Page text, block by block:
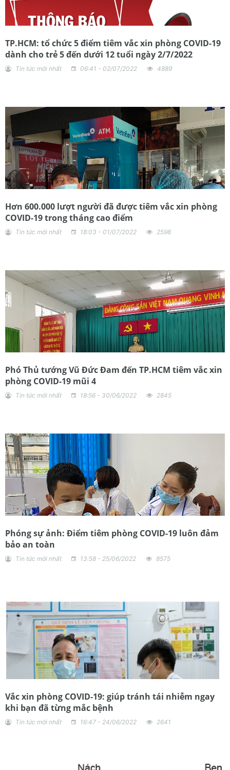
TP.HCM: tổ chức 5 điểm tiêm vắc xin phòng COVID-19
dành cho trẻ 5 đến dưới 12 tuổi ngày 2/7/2022
Tin tức mới nhất 06:41 - 02/07/2022 4889
Hơn 600.000 lượt người đã được tiêm vắc xin phòng
COVID-19 trong tháng cao điểm
Tin tức mới nhất 18:03 - 01/07/2022 2598
Phó Thủ tướng Vũ Đức Đam đến TP.HCM tiêm vắc xin
phòng COVID-19 mũi 4
Tin tức mới nhất 18:56 - 30/06/2022 2845
Phóng sự ảnh: Điểm tiêm phòng COVID-19 luôn đảm
bảo an toàn
Tin tức mới nhất 13:58 - 25/06/2022 8575
Vắc xin phòng COVID-19: giúp tránh tái nhiễm ngay
khi bạn đã từng mắc bệnh
Tin tức mới nhất 16:47 - 24/06/2022 2641